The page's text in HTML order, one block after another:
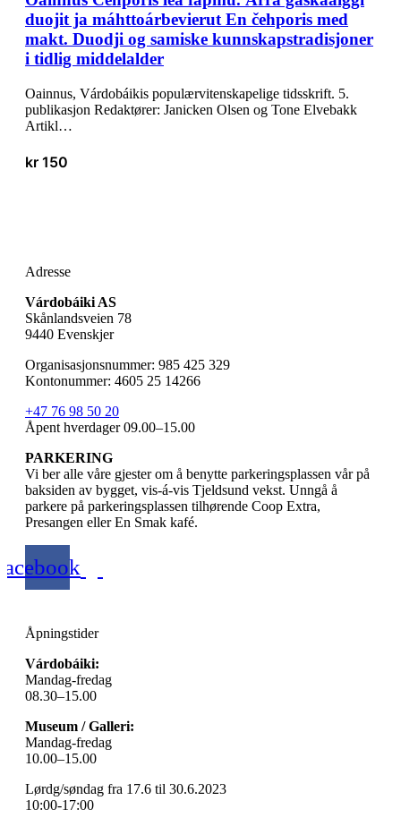
duojit ja máhttoárbevierut En čehporis med
makt. Duodji og samiske kunnskapstradisjoner
i tidlig middelalder
Oainnus, Várdobáikis populærvitenskapelige tidsskrift. 5.
publikasjon Redaktører: Janicken Olsen og Tone Elvebakk
Artikl…
kr 150
Adresse
Várdobáiki AS
Skånlandsveien 78
9440 Evenskjer
Organisasjonsnummer: 985 425 329
Kontonummer: 4605 25 14266
+47 76 98 50 20
Åpent hverdager 09.00–15.00
PARKERING
Vi ber alle våre gjester om å benytte parkeringsplassen vår på
baksiden av bygget, vis-á-vis Tjeldsund vekst. Unngå å
parkere på parkeringsplassen tilhørende Coop Extra,
Presangen eller En Smak kafé.
Åpningstider
Várdobáiki:
Mandag-fredag
08.30–15.00
Museum / Galleri:
Mandag-fredag
10.00–15.00
Lørdg/søndag fra 17.6 til 30.6.2023
10:00-17:00